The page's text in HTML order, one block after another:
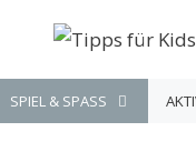
SPIEL & SPASS